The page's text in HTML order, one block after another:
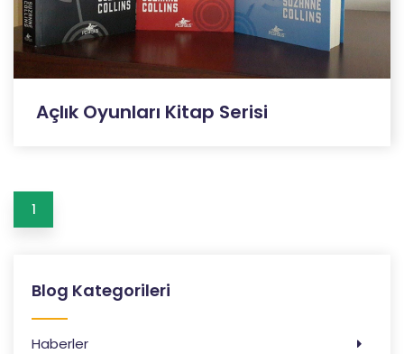
Açlık Oyunları Kitap Serisi
1
Blog Kategorileri
Haberler